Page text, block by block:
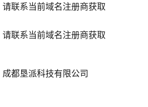
请联系当前域名注册商获取
请联系当前域名注册商获取
成都垦派科技有限公司